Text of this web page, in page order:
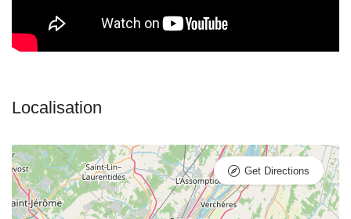
Get Directions